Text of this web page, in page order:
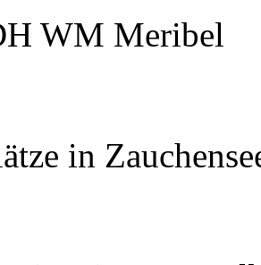
WM Meribel
in